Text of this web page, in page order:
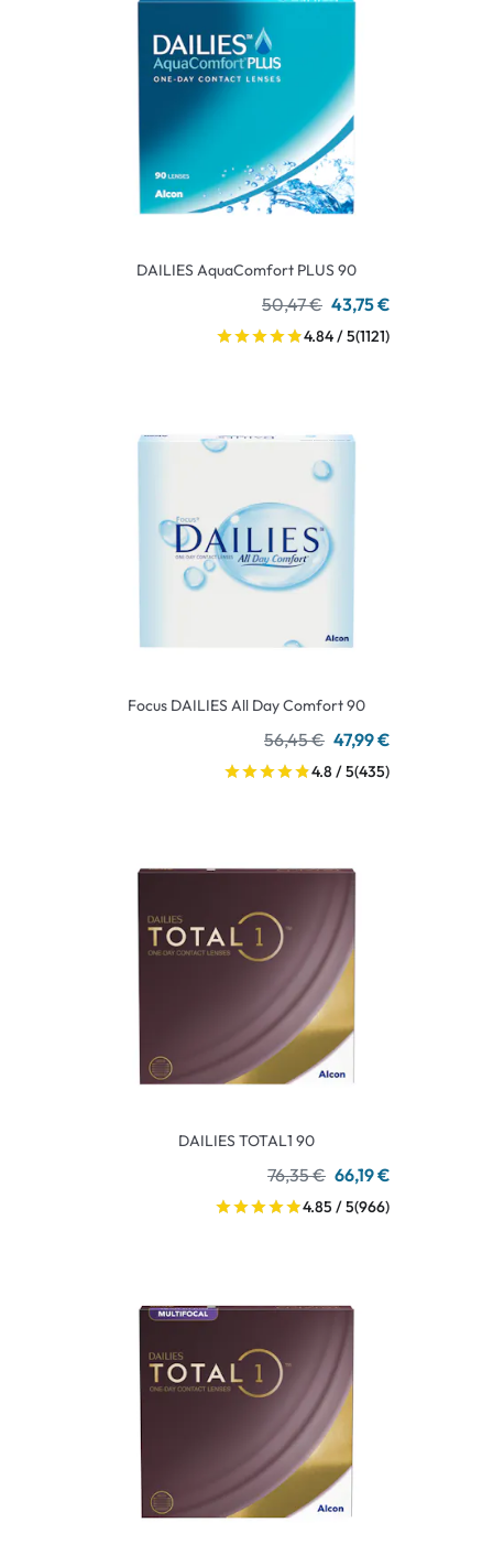
DAILIES AquaComfort PLUS 90
50,47 € 43,75 €
4.84 / 5(1121)
Focus DAILIES All Day Comfort 90
56,45 € 47,99 €
4.8 / 5(435)
DAILIES TOTAL1 90
76,35 € 66,19 €
4.85 / 5(966)